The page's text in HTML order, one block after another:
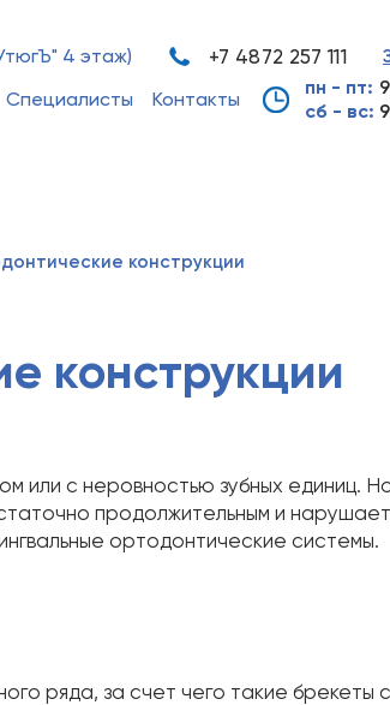
Специалисты Контакты
пн - пт: 9
сб - вс: 9
+7 4872 257 111
4 этаж)
конструкции
конструкции
или с неровностью зубных единиц.
продолжительным и
ортодонтические системы.
ряда, за счет чего такие